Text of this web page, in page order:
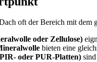
oft der Bereich mit
oder Zellulose)
bieten eine
oder PUR-Platten)